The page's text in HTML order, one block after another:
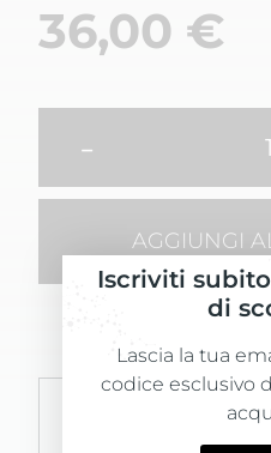
36,00 €
-
AGGIUNGI
Iscriviti
di
Lascia la tua
codice esclusivo